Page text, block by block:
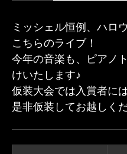
ミッシェル恒例、ハロ
こちらのライブ！
今年の音楽も、ピアノ
けいたします♪
仮装大会では入賞者に
是非仮装してお越しく